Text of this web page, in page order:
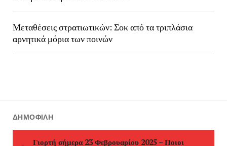
Μεταθέσεις στρατιωτικών: Σοκ από τα τριπλάσια
αρνητικά μόρια των ποινών
ΔΗΜΟΦΙΛΉ